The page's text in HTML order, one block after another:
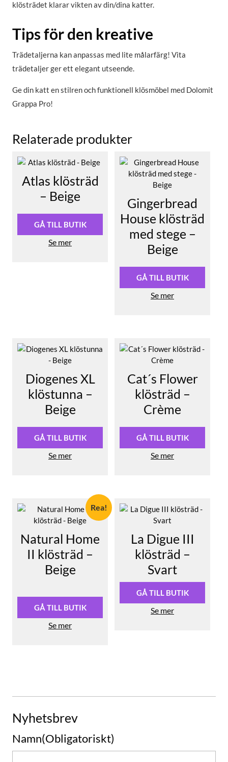
klösträdet klarar vikten av din/dina katter.
Tips för den kreative
Trädetaljerna kan anpassas med lite målarfärg! Vita
trädetaljer ger ett elegant utseende.
Ge din katt en stilren och funktionell klösmöbel med Dolomit
Grappa Pro!
Relaterade produkter
Atlas klösträd
– Beige
GÅ TILL BUTIK
Se mer
Gingerbread
House klösträd
med stege –
Beige
GÅ TILL BUTIK
Se mer
Diogenes XL
klöstunna –
Beige
GÅ TILL BUTIK
Se mer
Cat´s Flower
klösträd –
Crème
GÅ TILL BUTIK
Se mer
Rea!
Natural Home
II klösträd –
Beige
ursprungliga
priset
844,00 kr.
nuvarande
priset
759,60 kr.
GÅ TILL BUTIK
Se mer
La Digue III
klösträd –
Svart
GÅ TILL BUTIK
Se mer
Nyhetsbrev
Namn(Obligatoriskt)